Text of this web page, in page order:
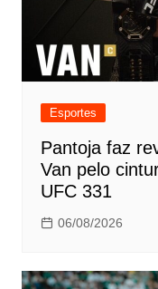
Esportes
Pantoja faz
Van pelo
UFC 331
06/08/2026